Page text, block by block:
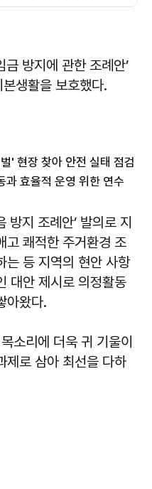
금 방지에 관한 조례안’
생활을 보호했다.
' 현장 찾아 안전 실태 점검
과 효율적 운영 위한 연수
방지 조례안’ 발의로 지
고 쾌적한 주거환경 조
는 등 지역의 현안 사항
대안 제시로 의정활동
아왔다.
소리에 더욱 귀 기울이
제로 삼아 최선을 다하